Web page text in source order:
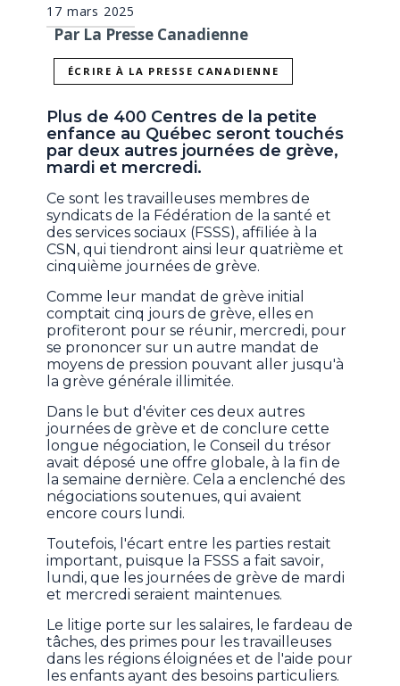
17 mars 2025
Par La Presse Canadienne
ÉCRIRE À LA PRESSE CANADIENNE
Plus de 400 Centres de la petite
enfance au Québec seront touchés
par deux autres journées de grève,
mardi et mercredi.
Ce sont les travailleuses membres de
syndicats de la Fédération de la santé et
des services sociaux (FSSS), affiliée à la
CSN, qui tiendront ainsi leur quatrième et
cinquième journées de grève.
Comme leur mandat de grève initial
comptait cinq jours de grève, elles en
profiteront pour se réunir, mercredi, pour
se prononcer sur un autre mandat de
moyens de pression pouvant aller jusqu'à
la grève générale illimitée.
Dans le but d'éviter ces deux autres
journées de grève et de conclure cette
longue négociation, le Conseil du trésor
avait déposé une offre globale, à la fin de
la semaine dernière. Cela a enclenché des
négociations soutenues, qui avaient
encore cours lundi.
Toutefois, l'écart entre les parties restait
important, puisque la FSSS a fait savoir,
lundi, que les journées de grève de mardi
et mercredi seraient maintenues.
Le litige porte sur les salaires, le fardeau de
tâches, des primes pour les travailleuses
dans les régions éloignées et de l'aide pour
les enfants ayant des besoins particuliers.